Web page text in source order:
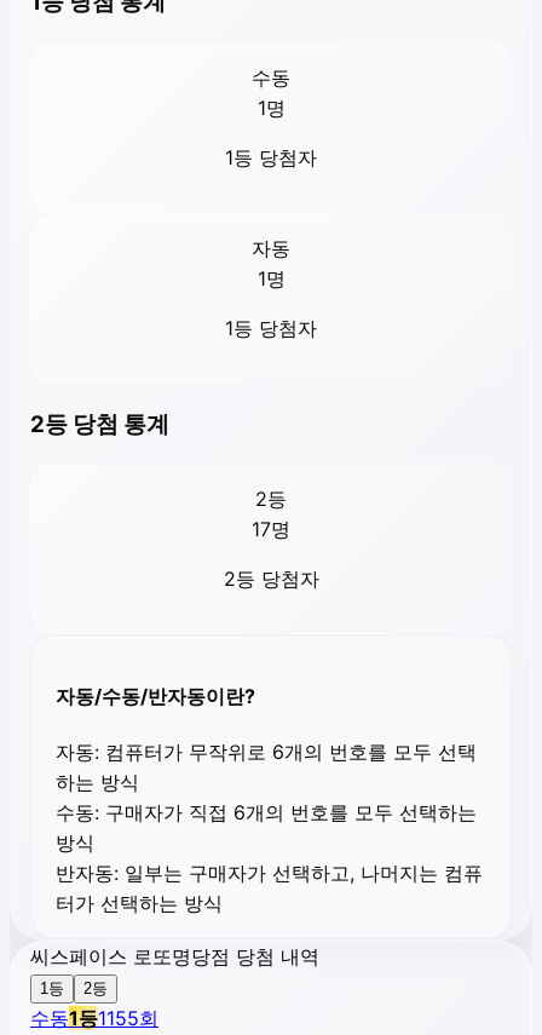
수동
1명
1등 당첨자
자동
1명
1등 당첨자
2등 당첨 통계
2등
17명
2등 당첨자
자동/수동/반자동이란?
자동: 컴퓨터가 무작위로 6개의 번호를 모두 선택
하는 방식
수동: 구매자가 직접 6개의 번호를 모두 선택하는
방식
반자동: 일부는 구매자가 선택하고, 나머지는 컴퓨
터가 선택하는 방식
씨스페이스 로또명당점 당첨 내역
1등 2등
수동1등1155회